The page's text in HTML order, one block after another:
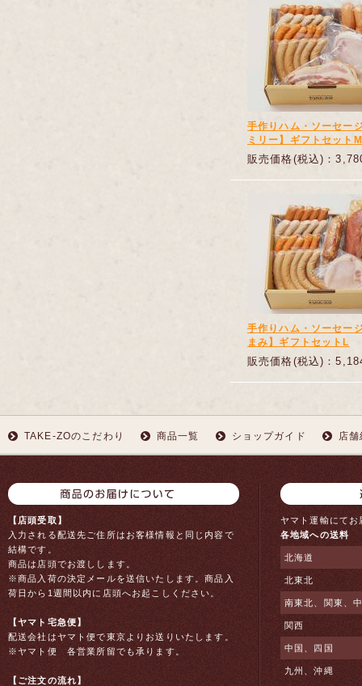
手作りハム・ソーセー
ミリー】ギフトセットM
販売価格(税込)：
手作りハム・ソーセー
まみ】ギフトセットL
販売価格(税込)：
TAKE-ZOのこだわり 商品一覧 ショップガイド 店
【店頭受取】
入力される配送先ご住所はお客様情報と同じ内容で
結構です。
商品は店頭でお渡しします。
※商品入荷の決定メールを送信いたします。商品入
荷日から1週間以内に店頭へお起こしください。
【ヤマト宅急便】
配送会社はヤマト便で東京よりお送りいたします。
※ヤマト便 各営業所留でも承ります。
【ご注文の流れ】
ヤマト運輸にて
各地域への送料
北海道
北東北
南東北、関東、
関西
中国、四国
九州、沖縄